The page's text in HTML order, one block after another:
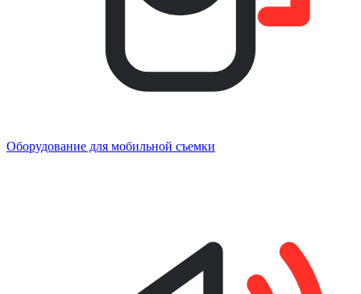
Оборудование для мобильной съемки